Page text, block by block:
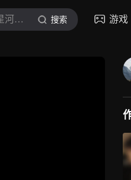
星河影视世界 搜索 游戏